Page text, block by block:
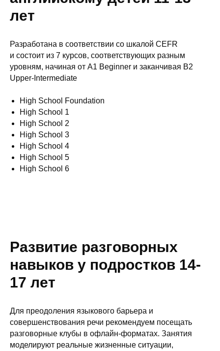
лет
Разработана в соответствии со шкалой CEFR
и состоит из 7 курсов, соответствующих разным
уровням, начиная от A1 Beginner и заканчивая B2
Upper-Intermediate
High School Foundation
High School 1
High School 2
High School 3
High School 4
High School 5
High School 6
Развитие разговорных
навыков у подростков 14-
17 лет
Для преодоления языкового барьера и
совершенствования речи рекомендуем посещать
разговорные клубы в офлайн-форматах. Занятия
моделируют реальные жизненные ситуации,